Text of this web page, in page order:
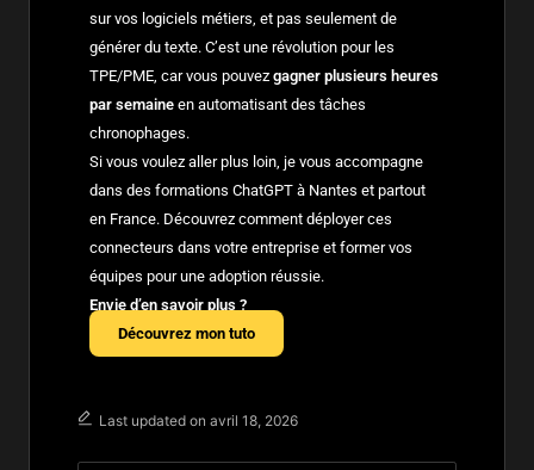
sur vos logiciels métiers, et pas seulement de
générer du texte. C’est une révolution pour les
TPE/PME, car vous pouvez gagner plusieurs heures
par semaine en automatisant des tâches
chronophages.
Si vous voulez aller plus loin, je vous accompagne
dans des formations ChatGPT à Nantes et partout
en France. Découvrez comment déployer ces
connecteurs dans votre entreprise et former vos
équipes pour une adoption réussie.
Envie d’en savoir plus ?
Découvrez mon tuto
Last updated on avril 18, 2026